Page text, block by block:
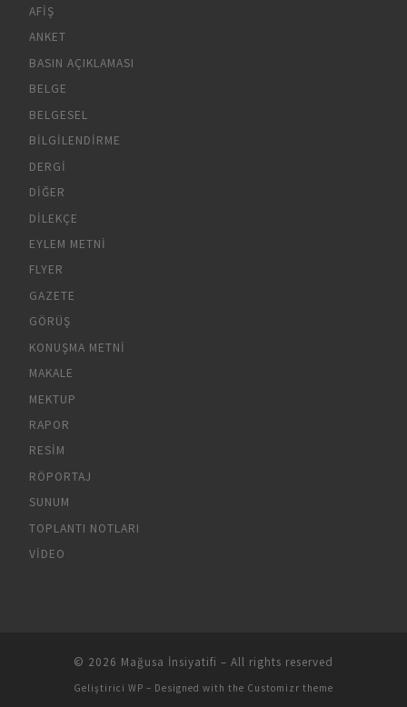
AFIŞ
ANKET
BASIN AÇIKLAMASI
BELGE
BELGESEL
BILGILENDIRME
DERGI
DIĞER
DILEKÇE
EYLEM METNI
FLYER
GAZETE
GÖRÜŞ
KONUŞMA METNI
MAKALE
MEKTUP
RAPOR
RESIM
RÖPORTAJ
SUNUM
TOPLANTI NOTLARI
VIDEO
© 2026 Mağusa İnsiyatifi – All rights reserved
Geliştirici WP – Designed with the Customizr theme